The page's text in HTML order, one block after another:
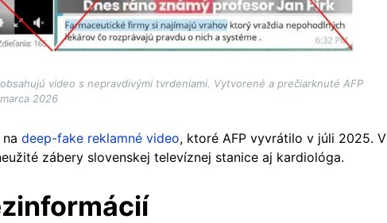
video s nepravdivými tvrdeniami. Vytvorené a prečiarknuté AFP
2026
deep-fake reklamné video, ktoré AFP vyvrátilo v júli 2025. V
zábery slovenskej televíznej stanice aj kardiológa.